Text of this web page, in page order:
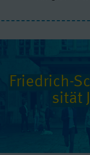
Friedrich-
si­tät